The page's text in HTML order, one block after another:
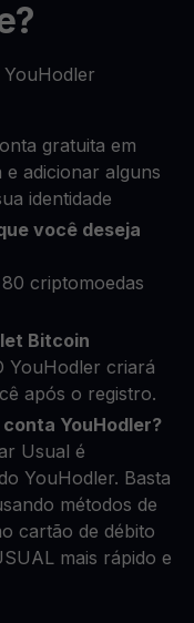
gratuita em
adicionar alguns
identidade
você deseja
criptomoedas
Bitcoin
YouHodler criará
após o registro.
YouHodler?
Usual é
YouHodler. Basta
métodos de
cartão de débito
mais rápido e